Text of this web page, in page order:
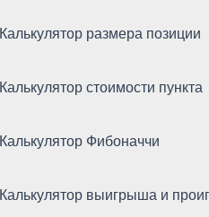
Калькулятор размера позиции
Калькулятор стоимости пункта
Калькулятор Фибоначчи
Калькулятор выигрыша и